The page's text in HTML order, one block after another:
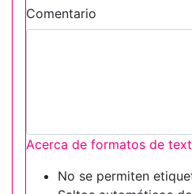
Comentario
Acerca de formatos de
No se permiten